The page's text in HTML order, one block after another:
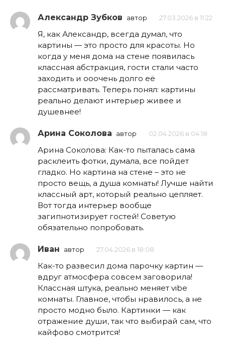
Александр Зубков автор 27.03.2026 в 11:22
Я, как Александр, всегда думал, что
картины — это просто для красоты. Но
когда у меня дома на стене появилась
классная абстракция, гости стали часто
заходить и ооочень долго её
рассматривать. Теперь понял: картины
реально делают интерьер живее и
душевнее!
Арина Соколова автор 02.04.2026 в 04:18
Аринa Соколова: Как-то пыталась сама
расклеить фотки, думала, все пойдет
гладко. Но картина на стене – это не
просто вещь, а душа комнаты! Лучше найти
классный арт, который реально цепляет.
Вот тогда интерьер вообще
загипнотизирует гостей! Советую
обязательно попробовать.
Иван автор 27.04.2026 в 18:08
Как-то развесил дома парочку картин —
вдруг атмосфера совсем заговорила!
Классная штука, реально меняет vibe
комнаты. Главное, чтобы нравилось, а не
просто модно было. Картинки — как
отражение души, так что выбирай сам, что
кайфово смотрится!